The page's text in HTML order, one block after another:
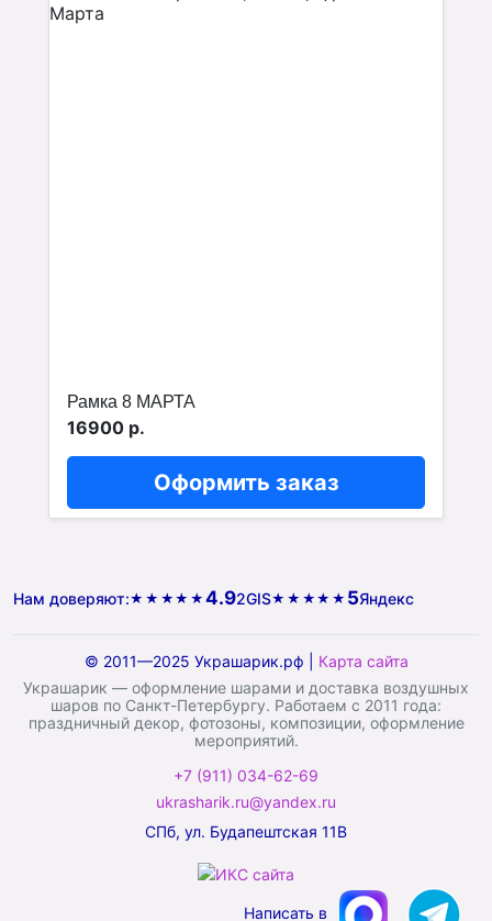
Рамка 8 МАРТА
16900 р.
Оформить заказ
Нам доверяют:★★★★★ 4.92GIS★★★★★ 5Яндекс
© 2011—2025 Украшарик.рф | Карта сайта
Украшарик — оформление шарами и доставка воздушных
шаров по Санкт-Петербургу. Работаем с 2011 года:
праздничный декор, фотозоны, композиции, оформление
мероприятий.
+7 (911) 034-62-69
ukrasharik.ru@yandex.ru
СПб, ул. Будапештская 11В
Написать в